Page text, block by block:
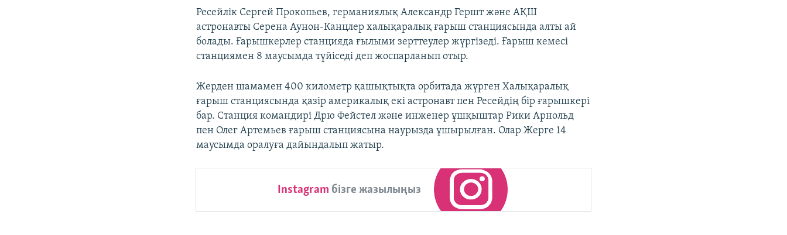
Ресейлік Сергей Прокопьев, германиялық Александр Гершт және АҚШ
астронавты Серена Аунон-Канцлер халықаралық ғарыш станциясында алты ай
болады. Ғарышкерлер станцияда ғылыми зерттеулер жүргізеді. Ғарыш кемесі
станциямен 8 маусымда түйіседі деп жоспарланып отыр.
Жерден шамамен 400 километр қашықтықта орбитада жүрген Халықаралық
ғарыш станциясында қазір америкалық екі астронавт пен Ресейдің бір ғарышкері
бар. Станция командирі Дрю Фейстел және инженер ұшқыштар Рики Арнольд
пен Олег Артемьев ғарыш станциясына наурызда ұшырылған. Олар Жерге 14
маусымда оралуға дайындалып жатыр.
Instagram бізге жазылыңыз